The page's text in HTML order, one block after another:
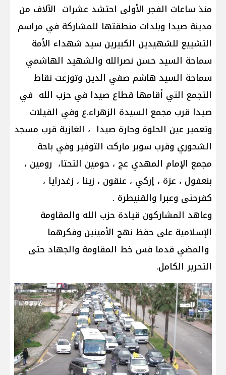
منذ ساعات الفجر الأولى احتشد عشرات الآلاف من
مدينة صيدا وبلدات منطقتها للمشاركة في مراسم
التشييع للشهيدين الكبيرين سيد شهداء الأمة
سماحة السيد حسن نصرالله والشهيد الهاشمي
سماحة السيد هاشم صفي الدين وتوزعت نقاط
التجمع التي أقامها قطاع صيدا في حزب الله في
صيدا قرب مجمع السيدة الزهراء.ع وفي الفيلات
وتعمير عين الحلوة وحارة صيدا ، الغازية قرب مسجد
الشحوري وقرب سوبر ماركت التوفير وفي باحة
مجمع الإمام المهدي عج ، حومين التحتا، رومين ،
بنعفول ، عزة ، إركي ، عنقون ، زينا ، زغدرايا ،
كفرحتى وعبرا والقنيطرة .
وعاهد المشاركون قيادة حزب الله والمقاومة
الإسلامية على حفظ نهج الأمينين وفكرهما
والمضي قدما فس خط المقاومة والجهاد حتى
التحرير الكامل.